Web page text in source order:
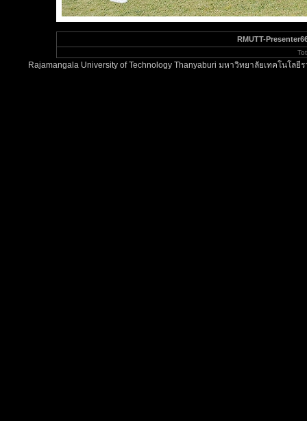
RMUTT-
Rajamangala University of Technology Thanyaburi มหาวิทยาลัยเทคโนโ